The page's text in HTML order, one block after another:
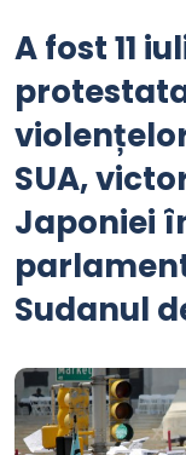
A fost 11
SUA,
Japoniei
Sudanul